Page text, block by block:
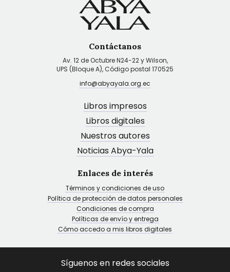
Contáctanos
Av. 12 de Octubre N24-22 y Wilson,
UPS (Bloque A), Código postal 170525
info@abyayala.org.ec
Libros impresos
Libros digitales
Nuestros autores
Noticias Abya-Yala
Enlaces de interés
Términos y condiciones de uso
Política de protección de datos personales
Condiciones de compra
Políticas de envío y entrega
Cómo accedo a mis libros digitales
Síguenos en redes sociales